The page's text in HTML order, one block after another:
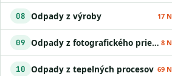
08 Odpady z výroby 17 N
09 Odpady z fotografického priemyslu 8 N
10 Odpady z tepelných procesov 69 N